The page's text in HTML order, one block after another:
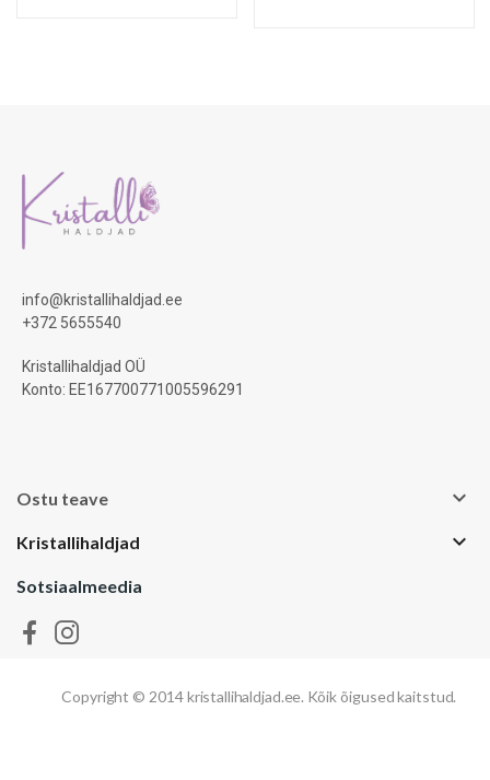
info@kristallihaldjad.ee
+372 5655540
Kristallihaldjad OÜ
Konto: EE167700771005596291
Ostu teave 
Kristallihaldjad 
Sotsiaalmeedia
Copyright © 2014 kristallihaldjad.ee. Kõik õigused kaitstud.